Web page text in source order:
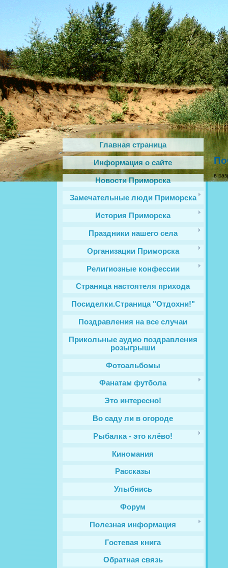
Главная страница
Информация о сайте
Новости Приморска
Замечательные люди Приморска
История Приморска
Праздники нашего села
Организации Приморска
Религиозные конфессии
Cтраница настоятеля прихода
Посиделки.Страница "Отдохни!"
Поздравления на все случаи
Прикольные аудио поздравления
розыгрыши
Фотоальбомы
Фанатам футбола
Это интересно!
Во саду ли в огороде
Рыбалка - это клёво!
Киномания
Рассказы
Улыбнись
Форум
Полезная информация
Гостевая книга
Обратная связь
в